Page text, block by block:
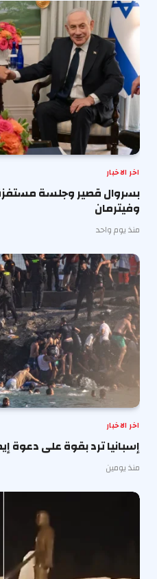
اخر الاخبار
بسروال قصير وجلسة مستفزة
وفيترمان
منذ يوم واحد
اخر الاخبار
إسبانيا ترد بقوة على دعوة
منذ يومين